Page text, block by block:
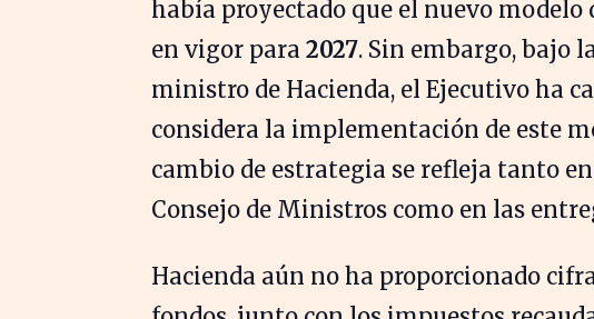
había proyectado que el nuevo
en vigor para 2027. Sin embargo, bajo
ministro de Hacienda, el Ejecutivo ha
considera la implementación de este
cambio de estrategia se refleja tanto
Consejo de Ministros como en las
Hacienda aún no ha proporcionado